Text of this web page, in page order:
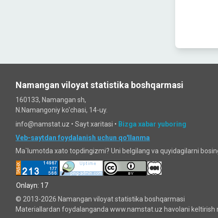
Namangan viloyat statistika boshqarmasi
160133, Namangan sh,
N.Namangoniy ko'chasi, 14-uy.
info@namstat.uz • Sayt xaritasi • Bizga xabar yuboring
Veb-saytdan foydalanish uchun qo'llanma
Ma`lumotda xato topdingizmi? Uni belgilang va quyidagilarni
Onlayn: 17
© 2013-2026 Namangan viloyat statistika boshqarmasi
Materiallardan foydalanganda www.namstat.uz havolani keltirish